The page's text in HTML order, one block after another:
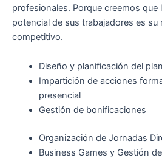
profesionales. Porque creemos que
potencial de sus trabajadores es su
competitivo.
Diseño y planificación del
Impartición de acciones
presencial
Gestión de bonificaciones
Organización de Jornadas
Business Games y Gestión